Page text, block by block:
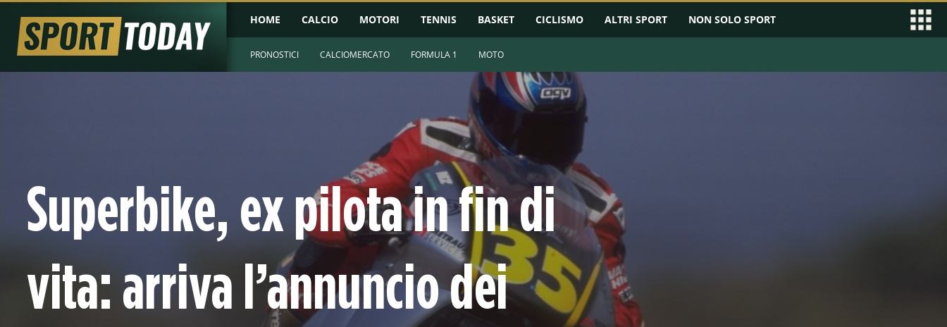
HOME CALCIO MOTORI TENNIS BASKET CICLISMO ALTRI SPORT NON SOLO SPORT
PRONOSTICI CALCIOMERCATO FORMULA 1 MOTO
Superbike, ex pilota in fin di
vita: arriva l’annuncio dei